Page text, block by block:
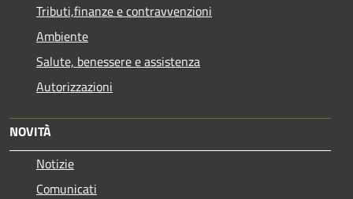
Tributi,finanze e contravvenzioni
Ambiente
Salute, benessere e assistenza
Autorizzazioni
NOVITÀ
Notizie
Comunicati